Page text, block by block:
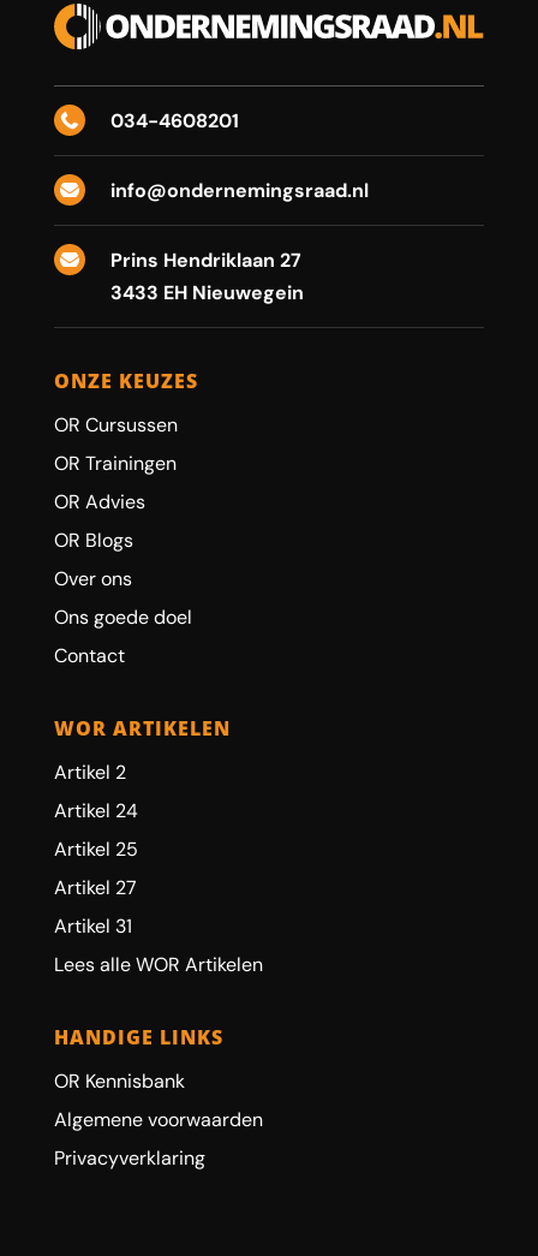
 034-4608201
 info@ondernemingsraad.nl

Prins Hendriklaan 27
3433 EH Nieuwegein
ONZE KEUZES
OR Cursussen
OR Trainingen
OR Advies
OR Blogs
Over ons
Ons goede doel
Contact
WOR ARTIKELEN
Artikel 2
Artikel 24
Artikel 25
Artikel 27
Artikel 31
Lees alle WOR Artikelen
HANDIGE LINKS
OR Kennisbank
Algemene voorwaarden
Privacyverklaring